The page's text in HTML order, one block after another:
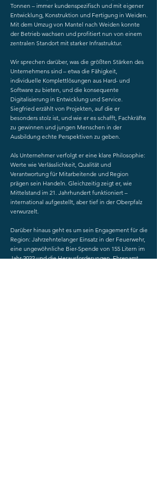
Tonnen – immer kundenspezifisch und mit eigener
Entwicklung, Konstruktion und Fertigung in Weiden.
Mit dem Umzug von Mantel nach Weiden konnte
der Betrieb wachsen und profitiert nun von einem
zentralen Standort mit starker Infrastruktur.
Wir sprechen darüber, was die größten Stärken des
Unternehmens sind – etwa die Fähigkeit,
individuelle Komplettlösungen aus Hard- und
Software zu bieten, und die konsequente
Digitalisierung in Entwicklung und Service.
Siegfried erzählt von Projekten, auf die er
besonders stolz ist, und wie er es schafft, Fachkräfte
zu gewinnen und jungen Menschen in der
Ausbildung echte Perspektiven zu geben.
Als Unternehmer verfolgt er eine klare Philosophie:
Werte wie Verlässlichkeit, Qualität und
Verantwortung für Mitarbeitende und Region
prägen sein Handeln. Gleichzeitig zeigt er, wie
Mittelstand im 21. Jahrhundert funktioniert –
international aufgestellt, aber tief in der Oberpfalz
verwurzelt.
Darüber hinaus geht es um sein Engagement für die
Region: Jahrzehntelanger Einsatz in der Feuerwehr,
eine ungewöhnliche Bier-Spende von 155 Litern im
Jahr 2022 und die Herausforderungen, Ehrenamt,